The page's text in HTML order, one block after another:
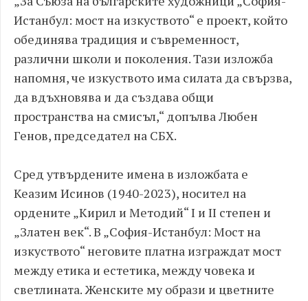
Истанбул: мост на изкуството“ е проект, който
обединява традиция и съвременност,
различни школи и поколения. Тази изложба
напомня, че изкуството има силата да свързва,
да вдъхновява и да създава общи
пространства на смисъл,“ допълва Любен
Генов, председател на СБХ.
Сред утвърдените имена в изложбата е
Кеазим Исинов (1940-2023), носител на
ордените „Кирил и Методий“ I и II степен и
„Златен век“. В „София-Истанбул: Мост на
изкуството“ неговите платна изграждат мост
между етика и естетика, между човека и
светлината. Женските му образи и цветните